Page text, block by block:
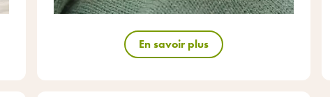
En savoir plus